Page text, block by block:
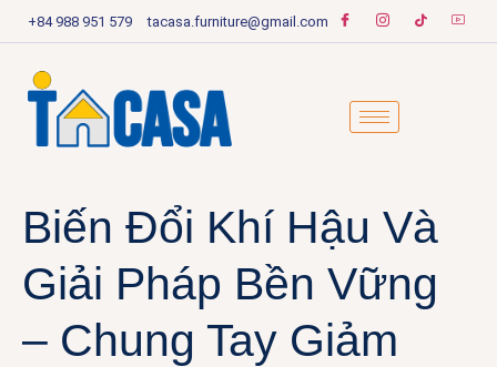
+84 988 951 579 tacasa.furniture@gmail.com
Biến Đổi Khí Hậu Và
Giải Pháp Bền Vững
– Chung Tay Giảm